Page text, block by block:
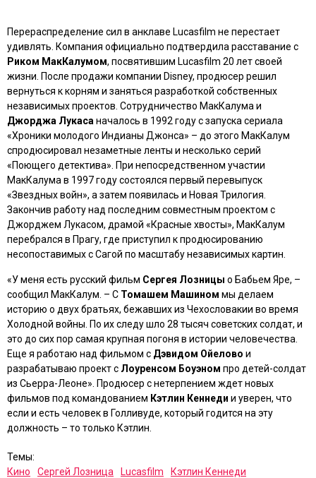
Перераспределение сил в анклаве Lucasfilm не перестает
удивлять. Компания официально подтвердила расставание с
Риком МакКалумом, посвятившим Lucasfilm 20 лет своей
жизни. После продажи компании Disney, продюсер решил
вернуться к корням и заняться разработкой собственных
независимых проектов. Сотрудничество МакКалума и
Джорджа Лукаса началось в 1992 году с запуска сериала
«Хроники молодого Индианы Джонса» – до этого МакКалум
спродюсировал незаметные ленты и несколько серий
«Поющего детектива» . При непосредственном участии
МакКалума в 1997 году состоялся первый перевыпуск
«Звездных войн», а затем появилась и Новая Трилогия.
Закончив работу над последним совместным проектом с
Джорджем Лукасом, драмой «Красные хвосты», МакКалум
перебрался в Прагу, где приступил к продюсированию
несопоставимых с Сагой по масштабу независимых картин.
«У меня есть русский фильм Сергея Лозницы о Бабьем Яре, –
сообщил МакКалум. – С Томашем Машином мы делаем
историю о двух братьях, бежавших из Чехословакии во время
Холодной войны. По их следу шло 28 тысяч советских солдат, и
это до сих пор самая крупная погоня в истории человечества.
Еще я работаю над фильмом с Дэвидом Ойелово и
разрабатываю проект с Лоуренсом Боуэном про детей-солдат
из Сьерра-Леоне». Продюсер с нетерпением ждет новых
фильмов под командованием Кэтлин Кеннеди и уверен, что
если и есть человек в Голливуде, который годится на эту
должность – то только Кэтлин.
Темы:
Кино
Сергей Лозница Lucasfilm
Кэтлин Кеннеди